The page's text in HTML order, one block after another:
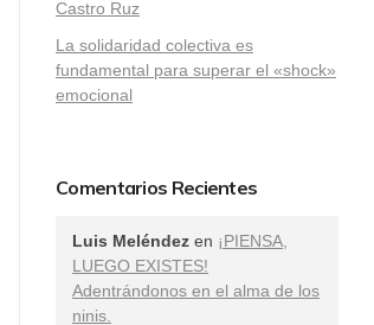
Castro Ruz
La solidaridad colectiva es
fundamental para superar el «shock»
emocional
Comentarios Recientes
Luis Meléndez en ¡PIENSA,
LUEGO EXISTES!
Adentrándonos en el alma de los
ninis.